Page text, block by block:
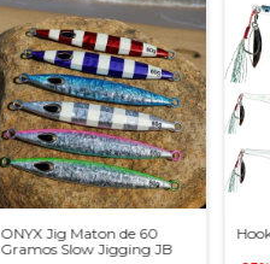
ONYX Jig Maton de 60
Gramos Slow Jigging JB